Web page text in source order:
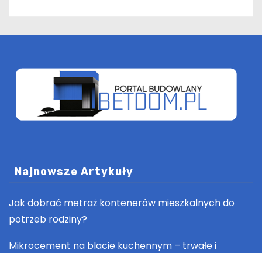
Najnowsze Artykuły
Jak dobrać metraż kontenerów mieszkalnych do
potrzeb rodziny?
Mikrocement na blacie kuchennym – trwałe i